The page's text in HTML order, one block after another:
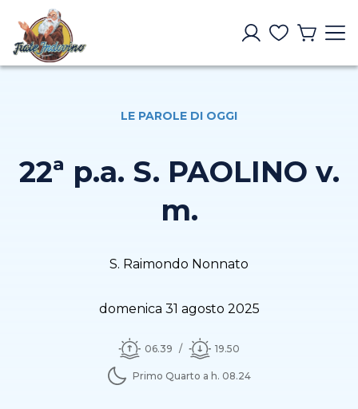
LE PAROLE DI OGGI
22ª p.a. S. PAOLINO v.
m.
S. Raimondo Nonnato
domenica 31 agosto 2025
06.39 19.50
Primo Quarto a h. 08.24